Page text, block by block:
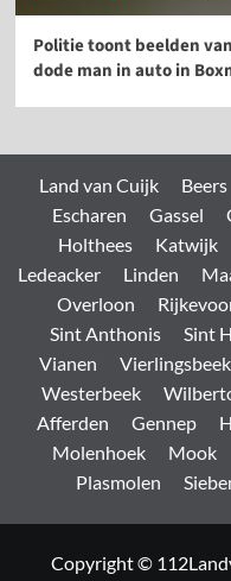
Politie toont beelden
dode man in auto in
Land van Cuijk Beers
Escharen
Gassel
Holthees
Katwijk
Ledeacker
Linden
Overloon
Sint Anthonis
Sint
Vianen
Vierlingsbeek
Westerbeek
Afferden
Gennep
Molenhoek
Mook
Plasmolen
Copyright ©